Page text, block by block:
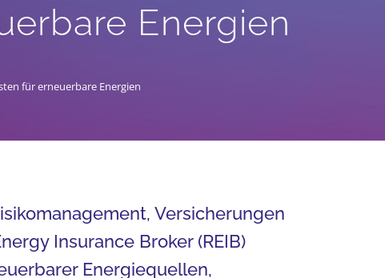
Energien
für erneuerbare Energien
Versicherungen
Insurance Broker (REIB)
Energiequellen,